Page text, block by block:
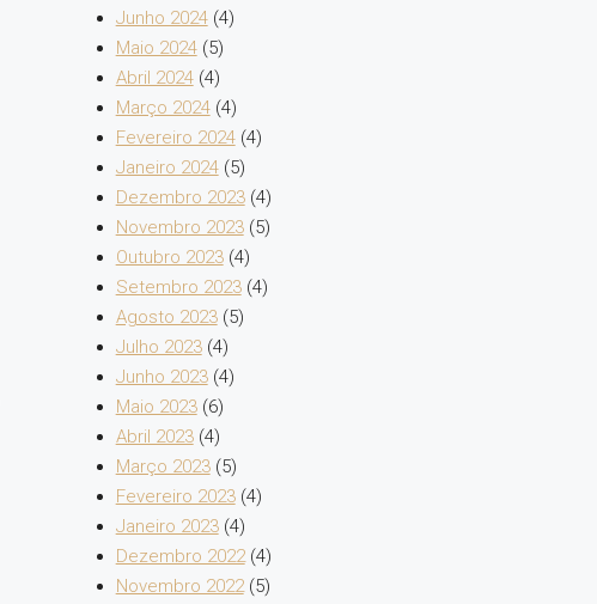
Junho 2024(4)
Maio 2024(5)
Abril 2024(4)
Março 2024(4)
Fevereiro 2024(4)
Janeiro 2024(5)
Dezembro 2023(4)
Novembro 2023(5)
Outubro 2023(4)
Setembro 2023(4)
Agosto 2023(5)
Julho 2023(4)
Junho 2023(4)
Maio 2023(6)
Abril 2023(4)
Março 2023(5)
Fevereiro 2023(4)
Janeiro 2023(4)
Dezembro 2022(4)
Novembro 2022(5)